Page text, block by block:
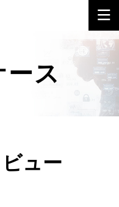
ース
ュー